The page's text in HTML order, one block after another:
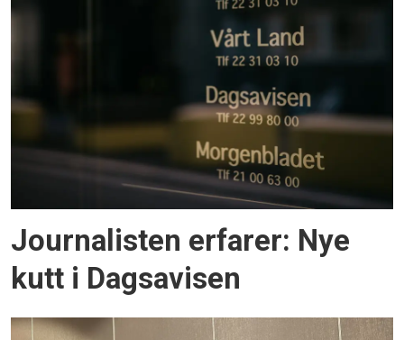
Journalisten erfarer: Nye
kutt i Dagsavisen